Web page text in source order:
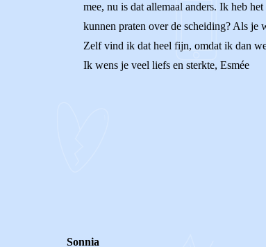
mee, nu is dat allemaal anders. Ik heb
kunnen praten over de scheiding? Als je
Zelf vind ik dat heel fijn, omdat ik dan
Ik wens je veel liefs en sterkte, Esmée
Sonnia